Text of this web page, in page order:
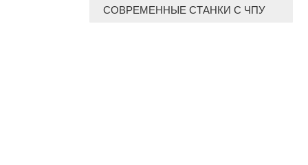
СОВРЕМЕННЫЕ СТАНКИ С ЧПУ